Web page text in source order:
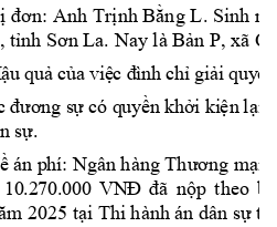
ị đơn: Anh Trịnh Bằng L. Sinh
, tỉnh Sơn La. Nay là Bản P, xã C
ậu quả của việc đình chỉ giải quyết
đương sự có quyền khởi kiện lại
sự.
ề án phí: Ngân hàng Thương mại
10.270.000 VNĐ đã nộp theo
2025 tại Thi hành án dân sự t